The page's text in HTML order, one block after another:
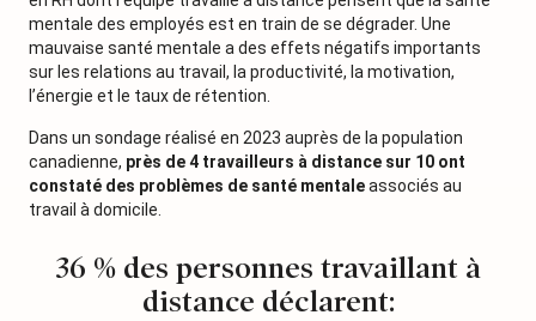
mentale des employés est en train de se dégrader. Une
mauvaise santé mentale a des effets négatifs importants
sur les relations au travail, la productivité, la motivation,
l’énergie et le taux de rétention.
Dans un sondage réalisé en 2023 auprès de la population
canadienne, près de 4 travailleurs à distance sur 10 ont
constaté des problèmes de santé mentaleassociés au
travail à domicile.
36 % des personnes travaillant à
distance déclarent: